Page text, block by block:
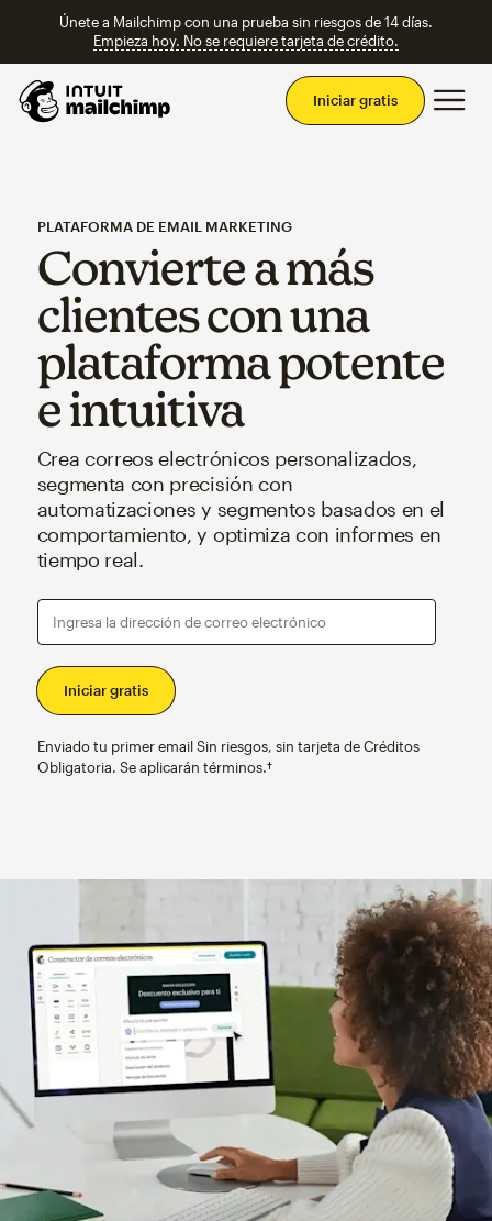
Únete a Mailchimp con una prueba sin riesgos de 14 días.
Empieza hoy. No se requiere tarjeta de crédito.
Iniciar gratis
PLATAFORMA DE EMAIL MARKETING
Convierte a más
clientes con una
plataforma potente
e intuitiva
Crea correos electrónicos personalizados,
segmenta con precisión con
automatizaciones y segmentos basados en el
comportamiento, y optimiza con informes en
tiempo real.
Ingresa la dirección de correo electrónico
Enviado tu primer email Sin riesgos, sin tarjeta de Créditos
Obligatoria. Se aplicarán términos.†